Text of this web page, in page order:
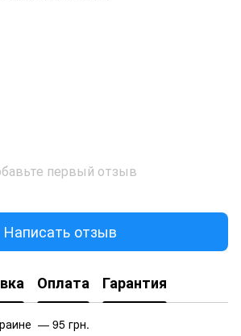
первый отзыв
Написать отзыв
Оплата Гарантия
— 95 грн.